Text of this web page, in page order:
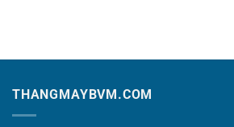
THANGMAYBVM.COM